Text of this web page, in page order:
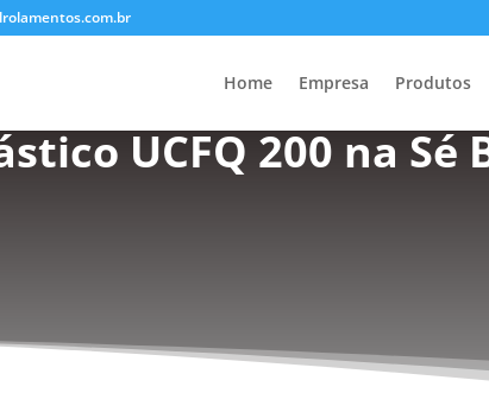
Home Empresa Produtos
UCFQ 200 na Sé